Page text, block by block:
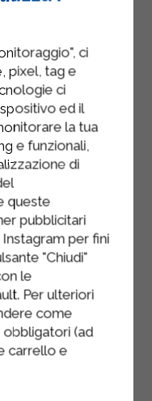
du papier
roulez-la en
les bords et
deux
du papier
sucre glace,
et
ci
pixel, tag e
ci
ed il
la tua
e funzionali,
di
queste
pubblicitari
per fini
"Chiudi"
le
Per ulteriori
come
obbligatori (ad
carrello e